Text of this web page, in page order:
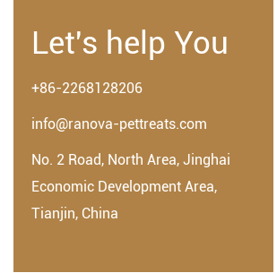
Let's help You
+86-2268128206
info@ranova-pettreats.com
No. 2 Road, North Area, Jinghai
Economic Development Area,
Tianjin, China